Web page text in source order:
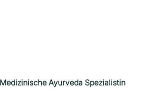
Ayurveda Spezialistin